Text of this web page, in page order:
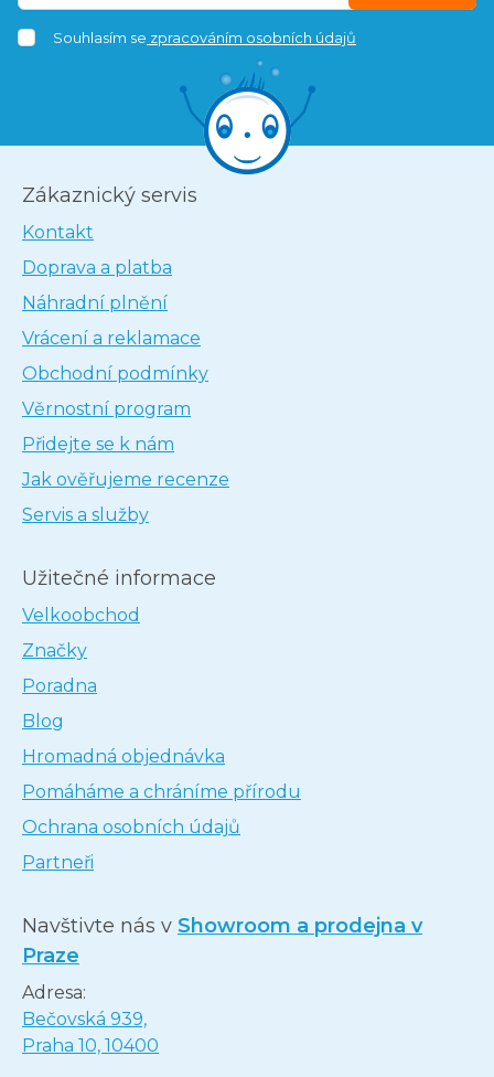
Souhlasím se zpracováním osobních údajů
Zákaznický servis
Kontakt
Doprava a platba
Náhradní plnění
Vrácení a reklamace
Obchodní podmínky
Věrnostní program
Přidejte se k nám
Jak ověřujeme recenze
Servis a služby
Užitečné informace
Velkoobchod
Značky
Poradna
Blog
Hromadná objednávka
Pomáháme a chráníme přírodu
Ochrana osobních údajů
Partneři
Navštivte nás v Showroom a prodejna v
Praze
Adresa:
Bečovská 939,
Praha 10, 10400